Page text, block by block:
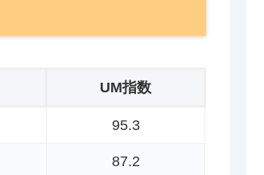
UM指数
95.3
87.2